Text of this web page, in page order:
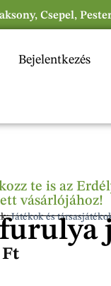
Csepel,
Bejelentkezés
te is az
vásárlójához!
Játékok és
Ft